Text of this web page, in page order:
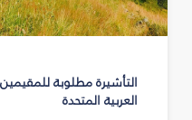
التأشيرة مطلوبة
العربية المتحدة